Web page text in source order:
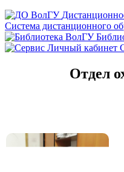
Система дистанционного
Отдел